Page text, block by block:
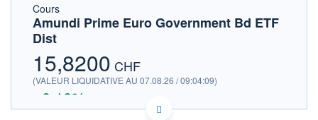
HISTORIQUE
Cours
Amundi Prime Euro Government Bd ETF
Dist
15,8200 CHF
(VALEUR LIQUIDATIVE AU 07.08.26 / 09:04:09)
+0,10%
16,9423 EUR